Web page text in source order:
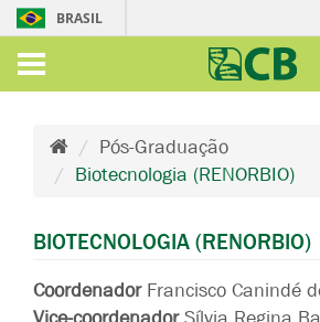
BRASIL
Pós-Graduação
Biotecnologia (RENORBIO)
BIOTECNOLOGIA (RENORBIO)
CoordenadorFrancisco Canindé